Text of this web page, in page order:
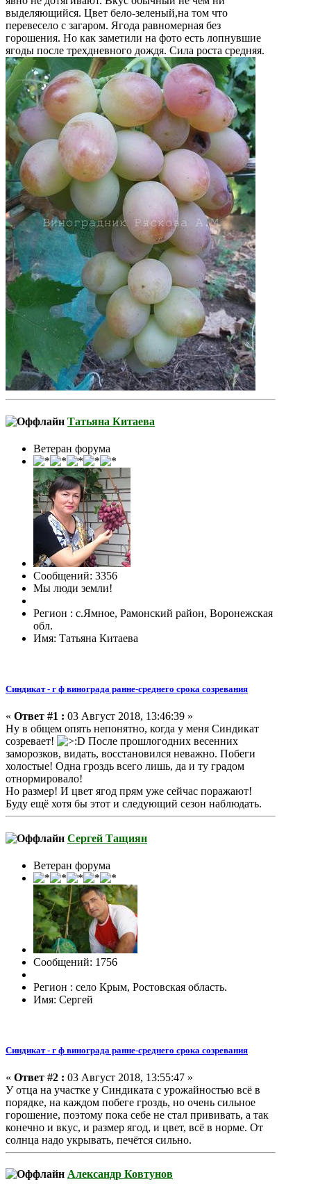
выделяющийся. Цвет бело-зеленый,на том что
перевесело с загаром. Ягода равномерная без
горошения. Но как заметили на фото есть лопнувшие
ягоды после трехдневного дождя. Сила роста средняя.
Татьяна Китаева
Ветеран форума
Сообщений: 3356
Мы люди земли!
Регион : с.Ямное, Рамонский район, Воронежская
обл.
Имя: Татьяна Китаева
Синдикат - г ф винограда ранне-среднего срока созревания
« Ответ #1 : 03 Август 2018, 13:46:39 »
Ну в общем опять непонятно, когда у меня Синдикат
созревает!
После прошлогодних весенних
заморозков, видать, восстановился неважно. Побеги
холостые! Одна гроздь всего лишь, да и ту градом
отнормировало!
Но размер! И цвет ягод прям уже сейчас поражают!
Буду ещё хотя бы этот и следующий сезон наблюдать.
Сергей Тащиян
Ветеран форума
Сообщений: 1756
Регион : село Крым, Ростовская область.
Имя: Сергей
Синдикат - г ф винограда ранне-среднего срока созревания
« Ответ #2 : 03 Август 2018, 13:55:47 »
У отца на участке у Синдиката с урожайностью всё в
порядке, на каждом побеге гроздь, но очень сильное
горошение, поэтому пока себе не стал прививать, а так
конечно и вкус, и размер ягод, и цвет, всё в норме. От
солнца надо укрывать, печётся сильно.
Александр Ковтунов